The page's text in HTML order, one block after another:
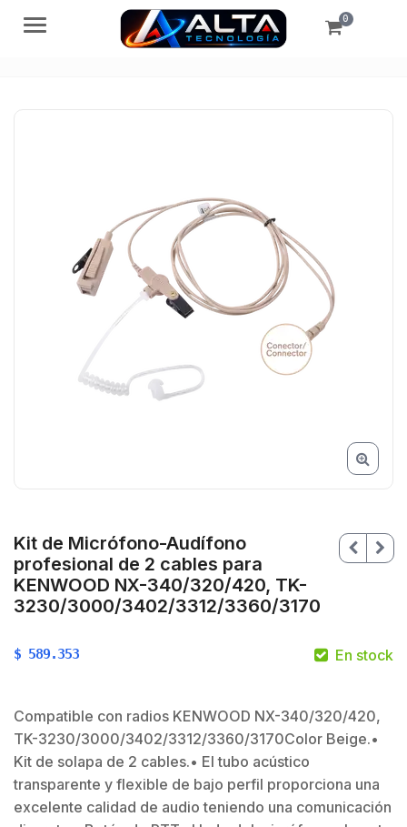
Menú 0
Kit de Micrófono-Audífono
profesional de 2 cables para
KENWOOD NX-340/320/420, TK-
3230/3000/3402/3312/3360/3170
$ 589.353 En stock
Compatible con radios KENWOOD NX-340/320/420,
TK-3230/3000/3402/3312/3360/3170Color Beige.•
Kit de solapa de 2 cables.• El tubo acústico
transparente y flexible de bajo perfil proporciona una
excelente calidad de audio teniendo una comunicación